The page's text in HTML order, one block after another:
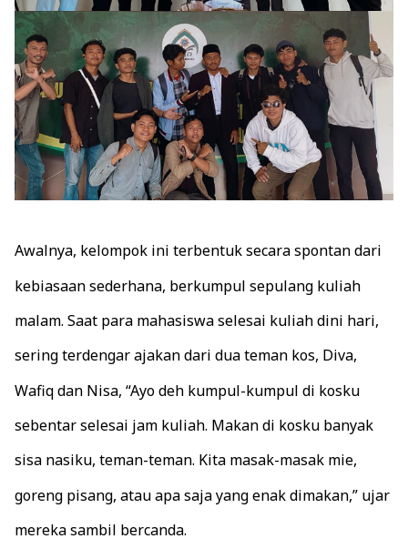
Awalnya, kelompok ini terbentuk secara spontan dari
kebiasaan sederhana, berkumpul sepulang kuliah
malam. Saat para mahasiswa selesai kuliah dini hari,
sering terdengar ajakan dari dua teman kos, Diva,
Wafiq dan Nisa, “Ayo deh kumpul-kumpul di kosku
sebentar selesai jam kuliah. Makan di kosku banyak
sisa nasiku, teman-teman. Kita masak-masak mie,
goreng pisang, atau apa saja yang enak dimakan,” ujar
mereka sambil bercanda.